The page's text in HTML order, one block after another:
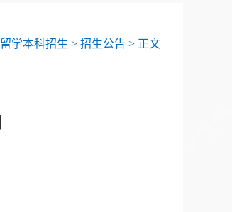
留学本科招生 >招生公告 > 正文